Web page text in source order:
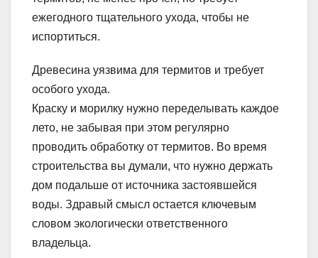
ежегодного тщательного ухода, чтобы не
испортиться.
Древесина уязвима для термитов и требует
особого ухода.
Краску и морилку нужно переделывать каждое
лето, не забывая при этом регулярно
проводить обработку от термитов. Во время
строительства вы думали, что нужно держать
дом подальше от источника застоявшейся
воды. Здравый смысл остается ключевым
словом экологически ответственного
владельца.